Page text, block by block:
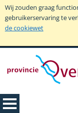
Wij zouden graag
gebruikerservaring te
de cookiewet